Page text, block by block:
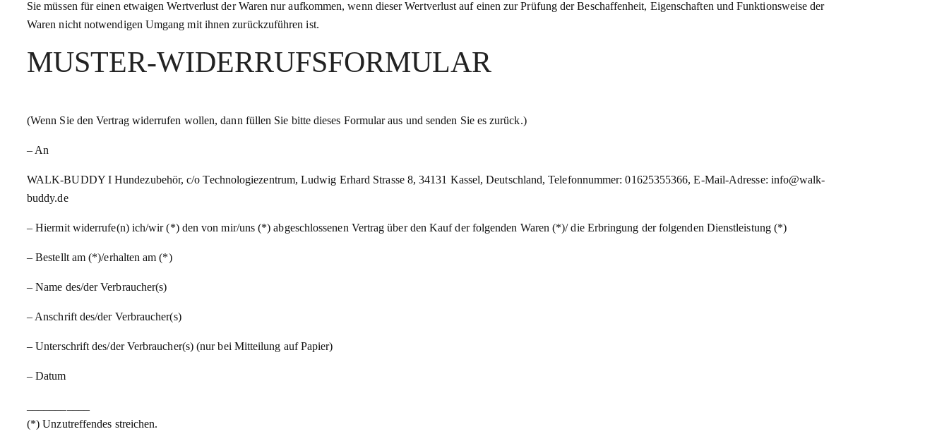
Sie müssen für einen etwaigen Wertverlust der Waren nur aufkommen, wenn dieser Wertverlust auf einen zur Prüfung der Beschaffenheit, Eigenschaften und Funktionsweise der
Waren nicht notwendigen Umgang mit ihnen zurückzuführen ist.
MUSTER-WIDERRUFSFORMULAR
(Wenn Sie den Vertrag widerrufen wollen, dann füllen Sie bitte dieses Formular aus und senden Sie es zurück.)
– An
WALK-BUDDY I Hundezubehör, c/o Technologiezentrum, Ludwig Erhard Strasse 8, 34131 Kassel, Deutschland, Telefonnummer: 01625355366, E-Mail-Adresse: info@walk-
buddy.de
– Hiermit widerrufe(n) ich/wir (*) den von mir/uns (*) abgeschlossenen Vertrag über den Kauf der folgenden Waren (*)/ die Erbringung der folgenden Dienstleistung (*)
– Bestellt am (*)/erhalten am (*)
– Name des/der Verbraucher(s)
– Anschrift des/der Verbraucher(s)
– Unterschrift des/der Verbraucher(s) (nur bei Mitteilung auf Papier)
– Datum
(*) Unzutreffendes streichen.